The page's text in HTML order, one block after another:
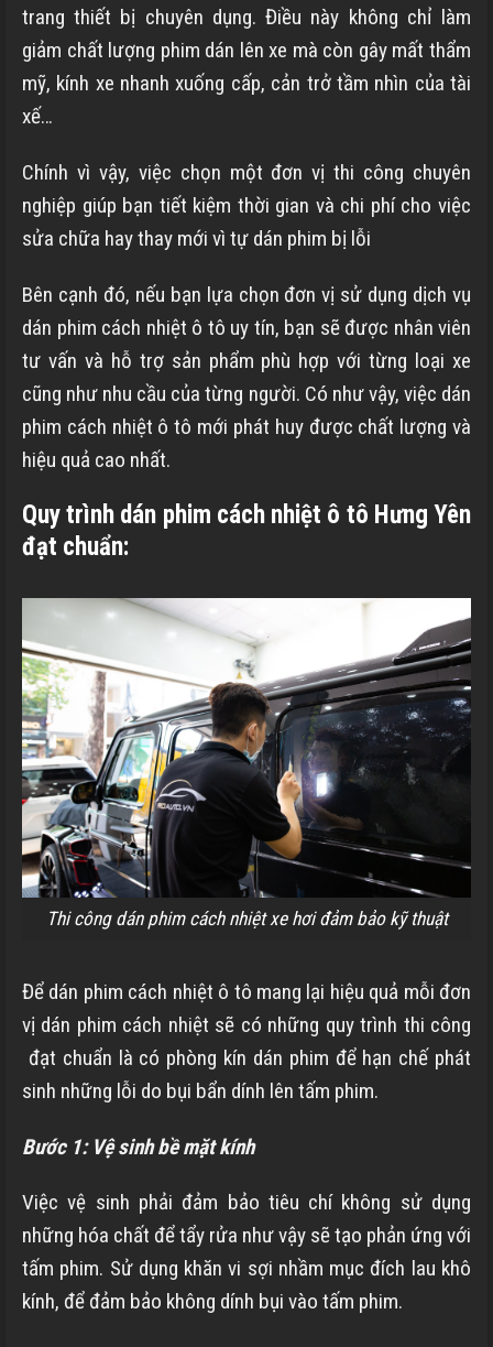
trang thiết bị chuyên dụng. Điều này không chỉ làm
giảm chất lượng phim dán lên xe mà còn gây mất thẩm
mỹ, kính xe nhanh xuống cấp, cản trở tầm nhìn của tài
xế…
Chính vì vậy, việc chọn một đơn vị thi công chuyên
nghiệp giúp bạn tiết kiệm thời gian và chi phí cho việc
sửa chữa hay thay mới vì tự dán phim bị lỗi
Bên cạnh đó, nếu bạn lựa chọn đơn vị sử dụng dịch vụ
dán phim cách nhiệt ô tô uy tín, bạn sẽ được nhân viên
tư vấn và hỗ trợ sản phẩm phù hợp với từng loại xe
cũng như nhu cầu của từng người. Có như vậy, việc dán
phim cách nhiệt ô tô mới phát huy được chất lượng và
hiệu quả cao nhất.
Quy trình dán phim cách nhiệt ô tô Hưng Yên
đạt chuẩn:
Thi công dán phim cách nhiệt xe hơi đảm bảo kỹ thuật
Để dán phim cách nhiệt ô tô mang lại hiệu quả mỗi đơn
vị dán phim cách nhiệt sẽ có những quy trình thi công
đạt chuẩn là có phòng kín dán phim để hạn chế phát
sinh những lỗi do bụi bẩn dính lên tấm phim.
Bước 1: Vệ sinh bề mặt kính
Việc vệ sinh phải đảm bảo tiêu chí không sử dụng
những hóa chất để tẩy rửa như vậy sẽ tạo phản ứng với
tấm phim. Sử dụng khăn vi sợi nhầm mục đích lau khô
kính, để đảm bảo không dính bụi vào tấm phim.